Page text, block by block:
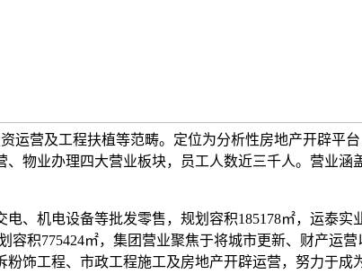
运营及工程扶植等范畴。定位为分析性房地产开辟平
物业办理四大营业板块，员工人数近三千人。营业
机电设备等批发零售，规划容积185178㎡，运泰实
积775424㎡，集团营业聚焦于将城市更新、财产运
饰工程、市政工程施工及房地产开辟运营，努力于